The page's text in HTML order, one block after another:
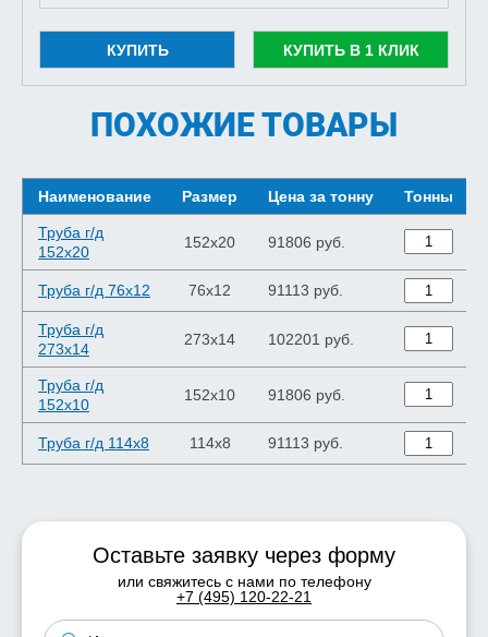
КУПИТЬ КУПИТЬ В 1 КЛИК
ПОХОЖИЕ ТОВАРЫ
Наименование Размер Цена за тонну Тонны
Труба г/д
152x20
152x20 91806 руб.
Труба г/д 76x12 76x12 91113 руб.
Труба г/д
273x14
273x14 102201 руб.
Труба г/д
152x10
152x10 91806 руб.
Труба г/д 114x8 114x8 91113 руб.
Оставьте заявку через форму
или свяжитесь с нами по телефону
+7 (495) 120-22-21